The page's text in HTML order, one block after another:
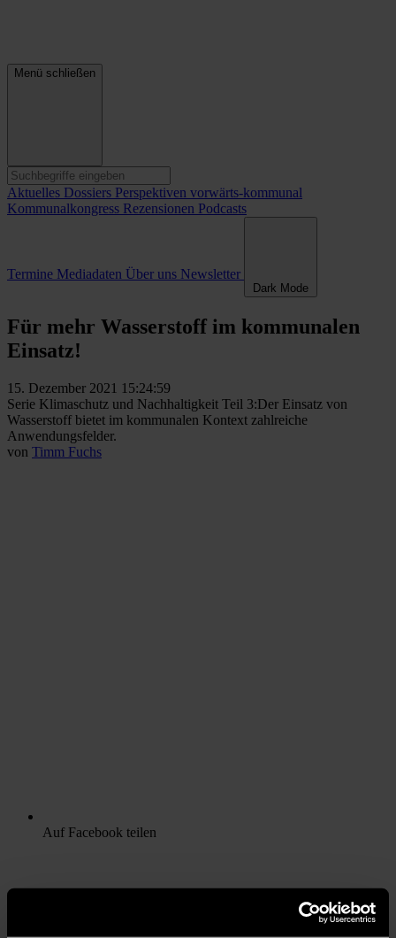
Menü schließen
Aktuelles Dossiers Perspektiven vorwärts-kommunal
Kommunalkongress Rezensionen Podcasts
Termine Mediadaten Über uns Newsletter
Dark Mode
Für mehr Wasserstoff im kommunalen
Einsatz!
15. Dezember 2021 15:24:59
Serie Klimaschutz und Nachhaltigkeit Teil 3:Der Einsatz von
Wasserstoff bietet im kommunalen Kontext zahlreiche
Anwendungsfelder.
von Timm Fuchs
Auf Facebook teilen